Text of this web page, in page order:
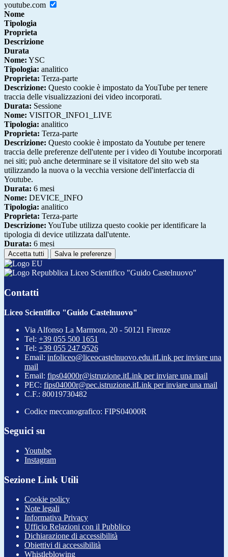
youtube.com
Nome
Tipologia
Proprieta
Descrizione
Durata
Nome: YSC
Tipologia: analitico
Proprieta: Terza-parte
Descrizione: Questo cookie è impostato da YouTube per tenere
traccia delle visualizzazioni dei video incorporati.
Durata: Sessione
Nome: VISITOR_INFO1_LIVE
Tipologia: analitico
Proprieta: Terza-parte
Descrizione: Questo cookie è impostato da Youtube per tenere
traccia delle preferenze dell'utente per i video di Youtube incorporati
nei siti; può anche determinare se il visitatore del sito web sta
utilizzando la nuova o la vecchia versione dell'interfaccia di
Youtube.
Durata: 6 mesi
Nome: DEVICE_INFO
Tipologia: analitico
Proprieta: Terza-parte
Descrizione: YouTube utilizza questo cookie per identificare la
tipologia di device utilizzata dall'utente.
Durata: 6 mesi
Accetta tutti Salva le preferenze
Liceo Scientifico "Guido Castelnuovo"
Contatti
Liceo Scientifico "Guido Castelnuovo"
Via Alfonso La Marmora, 20 - 50121 Firenze
Tel: +39 055 500 1651
Tel: +39 055 247 9526
Email: infoliceo@liceocastelnuovo.edu.itLink per inviare una
mail
Email: fips04000r@istruzione.itLink per inviare una mail
PEC: fips04000r@pec.istruzione.itLink per inviare una mail
C.F.: 80019730482
Codice meccanografico: FIPS04000R
Seguici su
Youtube
Instagram
Sezione Link Utili
Cookie policy
Note legali
Informativa Privacy
Ufficio Relazioni con il Pubblico
Dichiarazione di accessibilità
Obiettivi di accessibilità
Whistleblowing